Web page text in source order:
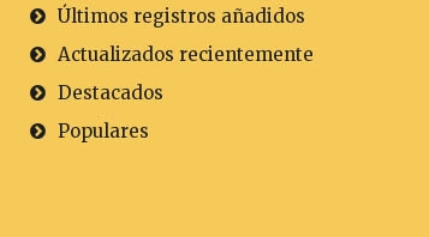
Últimos registros añadidos
Actualizados recientemente
Destacados
Populares